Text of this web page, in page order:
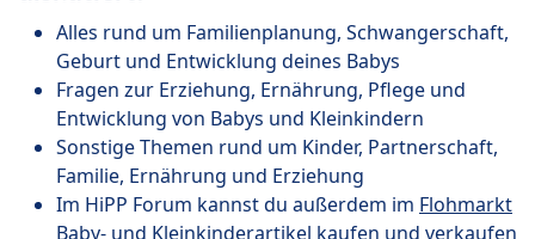
Alles rund um Familienplanung, Schwangerschaft,
Geburt und Entwicklung deines Babys
Fragen zur Erziehung, Ernährung, Pflege und
Entwicklung von Babys und Kleinkindern
Sonstige Themen rund um Kinder, Partnerschaft,
Familie, Ernährung und Erziehung
Im HiPP Forum kannst du außerdem im Flohmarkt
Baby- und Kleinkinderartikel kaufen und verkaufen